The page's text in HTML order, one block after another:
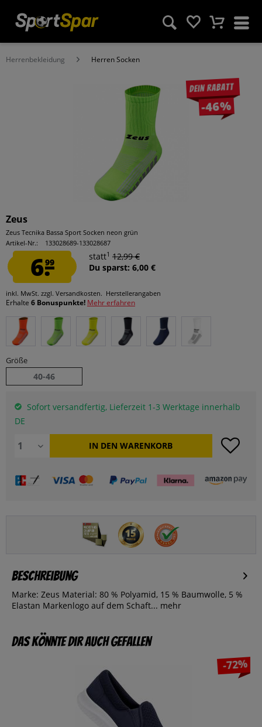
Herrenbekleidung Herren Socken
Dein Rabatt
-46%
Zeus
Zeus Tecnika Bassa Sport Socken neon grün
Artikel-Nr.:
133028689-133028687
6.99
statt1 12,99 €
Du sparst: 6,00 €
inkl. MwSt. zzgl. Versandkosten. Herstellerangaben
Erhalte 6 Bonuspunkte! Mehr erfahren
Größe
40-46
Sofort versandfertig, Lieferzeit 1-3 Werktage innerhalb
DE
IN DEN WARENKORB
Beschreibung
Marke: Zeus Material: 80 % Polyamid, 15 % Baumwolle, 5 %
Elastan Markenlogo auf dem Schaft... mehr
Das könnte dir auch gefallen
-72%